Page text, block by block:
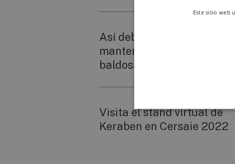
Así debe ser la limpieza y el
mantenimiento de las
baldosas cerámicas
Visita el stand virtual de
Keraben en Cersaie 2022
Este sitio web